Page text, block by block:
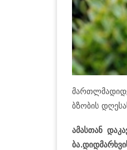
ბზო­ბის
ამას­თან